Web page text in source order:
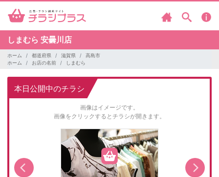
しまむら 安曇川店
ホーム 都道府県 滋賀県
高島市
ホーム
お店の名前 しまむら
本日公開中のチラシ
画像はイメージです。
画像をクリックするとチラシが開きます。